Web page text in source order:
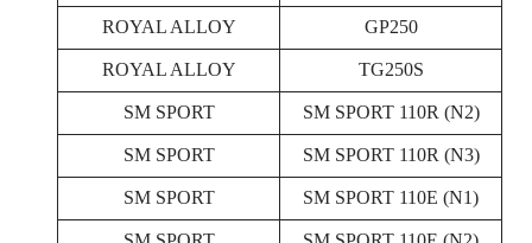
ROYAL ALLOY
GP250
ROYAL ALLOY
TG250S
SM SPORT
SM SPORT 110R (N2)
SM SPORT
SM SPORT 110R (N3)
SM SPORT
SM SPORT 110E (N1)